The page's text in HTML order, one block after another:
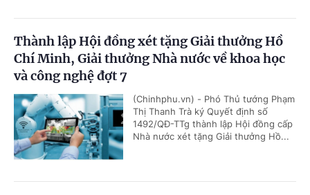
Thành lập Hội đồng xét tặng Giải thưởng Hồ
Chí Minh, Giải thưởng Nhà nước về khoa học
và công nghệ đợt 7
(Chinhphu.vn) - Phó Thủ tướng Phạm
Thị Thanh Trà ký Quyết định số
1492/QĐ-TTg thành lập Hội đồng cấp
Nhà nước xét tặng Giải thưởng Hồ...